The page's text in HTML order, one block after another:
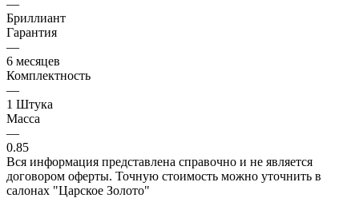
—
Бриллиант
Гарантия
—
6 месяцев
Комплектность
—
1 Штука
Масса
—
0.85
Вся информация представлена справочно и не является
договором оферты. Точную стоимость можно уточнить в
салонах "Царское Золото"